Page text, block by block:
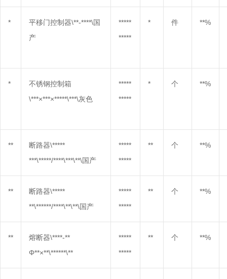
*
平移门控制器\**-****\国
产
*****
*****
* 件 **%
*
不锈钢控制箱
\***×***×*****\***\灰色
*****
*****
* 个 **%
**
断路器\*****
***\*****/****\***\**\国产
*****
*****
** 个 **%
**
断路器\*****
**\******/****\**\**\国产
*****
*****
** 个 **%
**
熔断器\****-**
Φ**×**\******\**
*****
*****
** 个 **%